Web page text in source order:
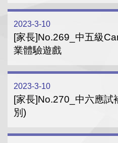
2023-3-10
[家長]No.269_中五級
業體驗遊戲
2023-3-10
[家長]No.270_中六應試
別)